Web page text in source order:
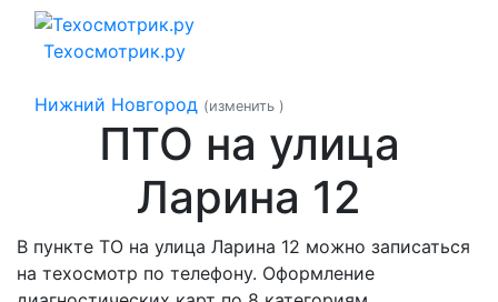
Техосмотрик.ру
Нижний Новгород (изменить )
ПТО на улица
Ларина 12
В пункте ТО на улица Ларина 12 можно записаться
на техосмотр по телефону. Оформление